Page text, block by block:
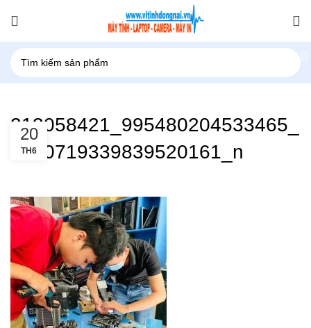
213058421_995480204533465_
4340719339839520161_n
20
TH6